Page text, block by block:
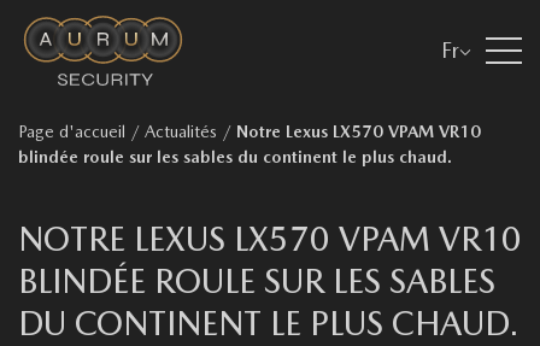
Fr
Page d'accueil / Actualités / Notre Lexus LX570 VPAM VR10
blindée roule sur les sables du continent le plus chaud.
NOTRE LEXUS LX570 VPAM VR10
BLINDÉE ROULE SUR LES SABLES
DU CONTINENT LE PLUS CHAUD.